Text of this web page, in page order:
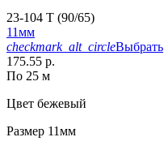
23-104 T (90/65)
11мм
checkmark_alt_circleВыбрать
175.55 р.
По 25 м
Цвет бежевый
Размер 11мм